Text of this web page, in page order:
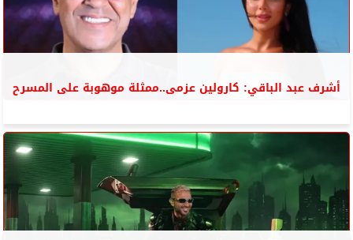
أشرف عبد الباقي: كارولين عزمى..ممثلة موهوبة على المسرح